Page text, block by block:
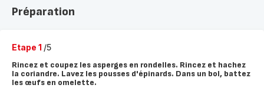
Préparation
Etape 1 /5
Rincez et coupez les asperges en rondelles. Rincez et hachez
la coriandre. Lavez les pousses d'épinards. Dans un bol, battez
les œufs en omelette.